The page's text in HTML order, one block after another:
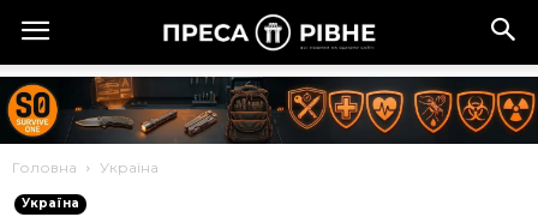
Головна Україна
Україна